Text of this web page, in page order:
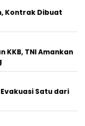
Kontrak Dibuat
KKB, TNI Amankan
Satu dari